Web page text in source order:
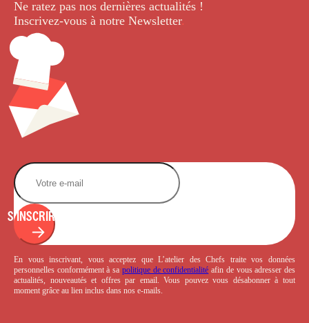
Ne ratez pas nos dernières actualités !
Inscrivez-vous à notre Newsletter.
S'INSCRIRE
En vous inscrivant, vous acceptez que L’atelier des Chefs traite vos données
personnelles conformément à sa politique de confidentialité afin de vous adresser des
actualités, nouveautés et offres par email. Vous pouvez vous désabonner à tout
moment grâce au lien inclus dans nos e-mails.